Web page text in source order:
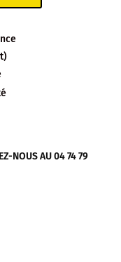
NOUS AU 04 74 79